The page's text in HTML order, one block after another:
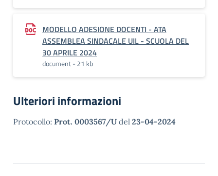
MODELLO ADESIONE DOCENTI - ATA
ASSEMBLEA SINDACALE UIL - SCUOLA DEL
30 APRILE 2024
document - 21 kb
Ulteriori informazioni
Protocollo: Prot. 0003567/U del 23-04-2024